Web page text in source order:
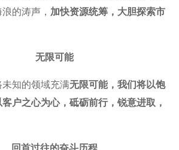
的涛声， 加快资源统筹，大胆探索市
无限可能
未知的领域充满无限可能， 我们将以饱
户之心为心， 砥砺前行， 锐意进取，